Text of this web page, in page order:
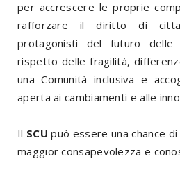
per accrescere le proprie
rafforzare il diritto di
protagonisti del futuro delle
rispetto delle fragilità,
una Comunità inclusiva e
aperta ai cambiamenti e alle
Il SCU può essere una chance
maggior consapevolezza e